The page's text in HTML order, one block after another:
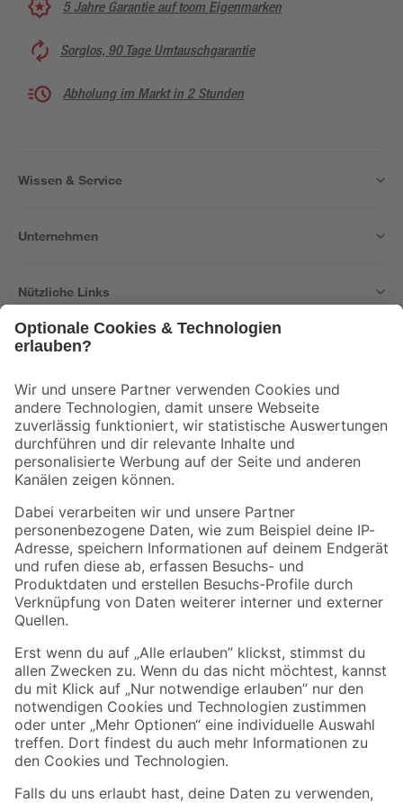
5 Jahre Garantie auf toom Eigenmarken
Sorglos, 90 Tage Umtauschgarantie
Abholung im Markt in 2 Stunden
Wissen & Service
Unternehmen
Nützliche Links
Der toom Newsletter: Keine Angebote und Aktionen mehr verpassen!
Zur Newsletter Anmeldung
Folge uns
Zahlungsarten Versandarten
Sicher einkaufen
Jetzt die toom-App herunterladen